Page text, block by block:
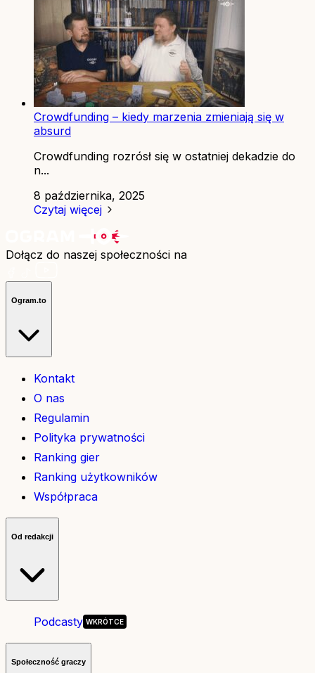
Crowdfunding – kiedy marzenia zmieniają się w
absurd
Crowdfunding rozrósł się w ostatniej dekadzie do
n...
8 października, 2025
Czytaj więcej
Dołącz do naszej społeczności na
Ogram.to
Kontakt
O nas
Regulamin
Polityka prywatności
Ranking gier
Ranking użytkowników
Współpraca
Od redakcji
Podcasty
Społeczność graczy